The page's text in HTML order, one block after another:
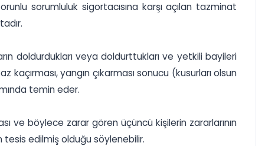
sorumluluk sigortacısına karşı açılan tazminat
doldurdukları veya doldurttukları ve yetkili bayileri
yangın çıkarması sonucu (kusurları olsun
temin eder.
ve böylece zarar gören üçüncü kişilerin zararlarının
edilmiş olduğu söylenebilir.